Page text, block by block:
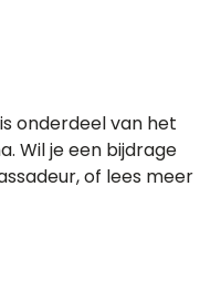
onderdeel van het
Wil je een bijdrage
of lees meer